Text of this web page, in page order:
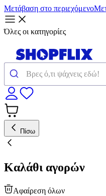
Μετάβαση στο περιεχόμενο
Όλες οι κατηγορίες
Πίσω
Καλάθι αγορών
Αφαίρεση όλων